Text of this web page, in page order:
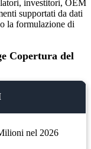
investitori, OEM
supportati da dati
la formulazione di
Copertura del
nel 2026